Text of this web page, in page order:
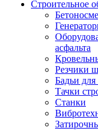
Строительное
асфальта
Резчики
Бадьи для
Тачки
Станки